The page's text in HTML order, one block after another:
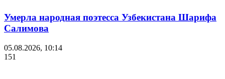
Умерла народная поэтесса Узбекистана Шарифа
Салимова
05.08.2026, 10:14
151